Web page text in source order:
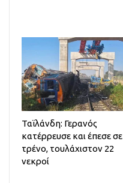
Ταϊλάνδη: Γερανός
κατέρρευσε και έπεσε σε
τρένο, τουλάχιστον 22
νεκροί